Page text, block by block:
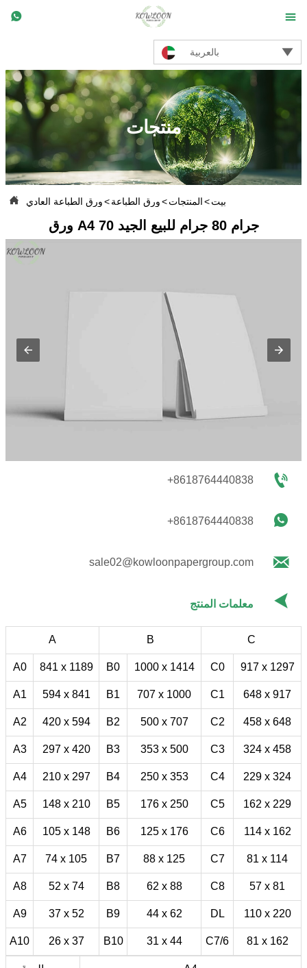
 
بالعربية 
منتجات
 بيت>المنتجات>ورق الطباعة>ورق الطباعة العادي
ورق A4 70 جرام 80 جرام للبيع الجيد
+8618764440838 
+8618764440838 
sale02@kowloonpapergroup.com 
معلمات المنتج 
A B C
A0 841 x 1189 B0 1000 x 1414 C0 917 x 1297
A1 594 x 841 B1 707 x 1000 C1 648 x 917
A2 420 x 594 B2 500 x 707 C2 458 x 648
A3 297 x 420 B3 353 x 500 C3 324 x 458
A4 210 x 297 B4 250 x 353 C4 229 x 324
A5 148 x 210 B5 176 x 250 C5 162 x 229
A6 105 x 148 B6 125 x 176 C6 114 x 162
A7 74 x 105 B7 88 x 125 C7 81 x 114
A8 52 x 74 B8 62 x 88 C8 57 x 81
A9 37 x 52 B9 44 x 62 DL 110 x 220
A10 26 x 37 B10 31 x 44 C7/6 81 x 162